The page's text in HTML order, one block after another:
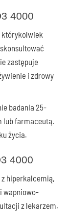
4000
którykolwiek
zastępuje
i zdrowy
badania 25-
lub farmaceutą.
życia.
4000
z hiperkalcemią,
wapniowo-
z lekarzem.